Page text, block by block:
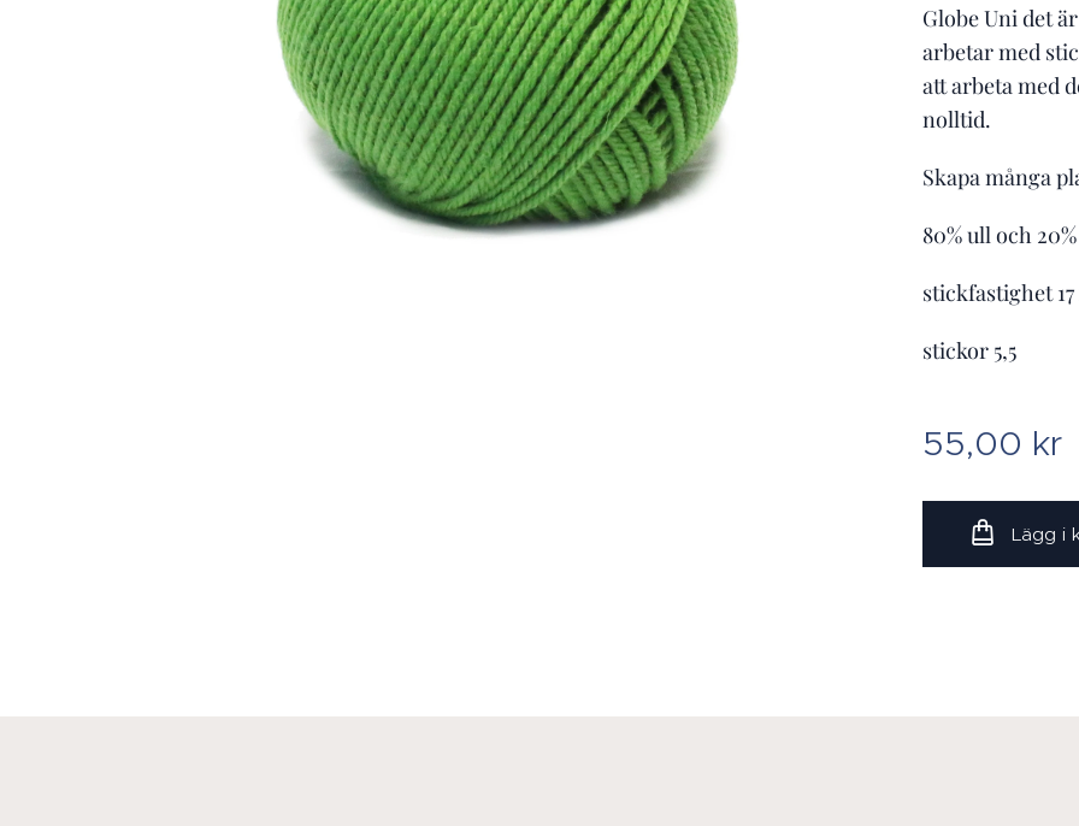
Globe Uni det
arbetar med
att arbeta med
nolltid.
Skapa många
80% ull och
stickfastighet 17
stickor 5,5
55,00 kr
Lägg i